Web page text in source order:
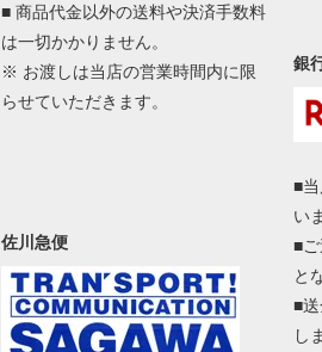
■ 商品代金以外の送料や決済手数料
は一切かかりません。
※ お渡しは当店の営業時間内に限
らせていただきます。
佐川急便
銀
■
い
■
と
■
し